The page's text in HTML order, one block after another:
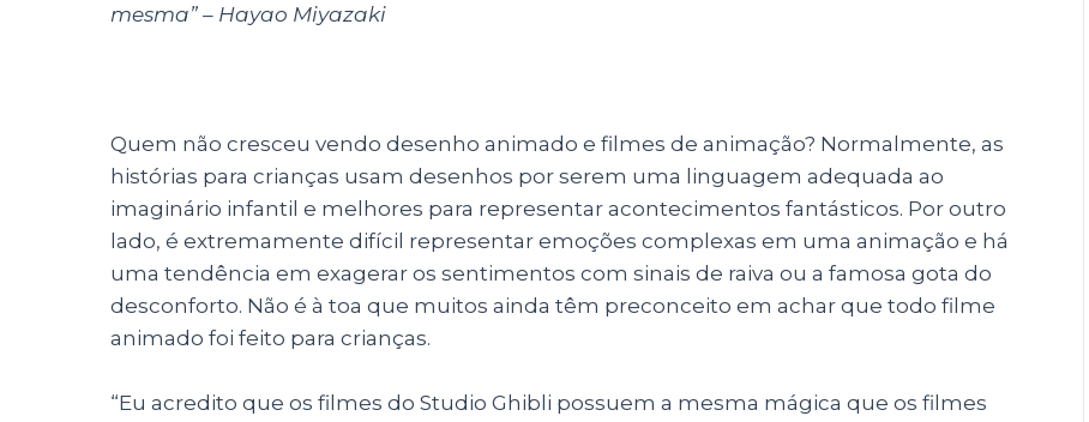
mesma” – Hayao Miyazaki
Quem não cresceu vendo desenho animado e filmes de animação? Normalmente, as
histórias para crianças usam desenhos por serem uma linguagem adequada ao
imaginário infantil e melhores para representar acontecimentos fantásticos. Por outro
lado, é extremamente difícil representar emoções complexas em uma animação e há
uma tendência em exagerar os sentimentos com sinais de raiva ou a famosa gota do
desconforto. Não é à toa que muitos ainda têm preconceito em achar que todo filme
animado foi feito para crianças.
“Eu acredito que os filmes do Studio Ghibli possuem a mesma mágica que os filmes